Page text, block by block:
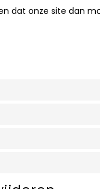
dat onze site dan